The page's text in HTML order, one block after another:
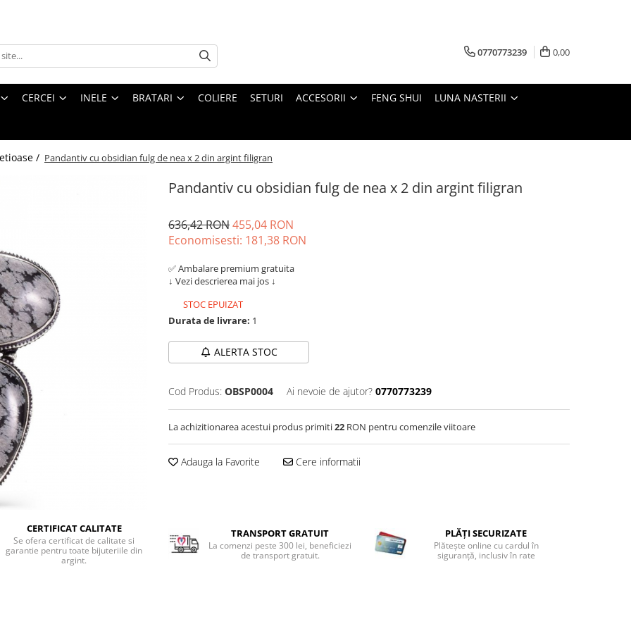
0770773239 0,00
CERCEI INELE BRATARI COLIERE SETURI ACCESORII FENG SHUI LUNA NASTERII
/ Pandantiv cu obsidian fulg de nea x 2 din argint filigran
Pandantiv cu obsidian fulg de nea x 2 din argint filigran
636,42 RON455,04 RON
Economisesti: 181,38 RON
✅ Ambalare premium gratuita
↓ Vezi descrierea mai jos ↓
STOC EPUIZAT
Durata de livrare: 1
ALERTA STOC
Cod Produs: OBSP0004 Ai nevoie de ajutor? 0770773239
La achizitionarea acestui produs primiti22 RON pentru comenzile viitoare
Adauga la Favorite Cere informatii
CERTIFICAT CALITATE
Se ofera certificat de calitate si
garantie pentru toate bijuteriile din
argint.
TRANSPORT GRATUIT
La comenzi peste 300 lei, beneficiezi
de transport gratuit.
PLĂȚI SECURIZATE
Plătește online cu cardul în
siguranță, inclusiv în rate